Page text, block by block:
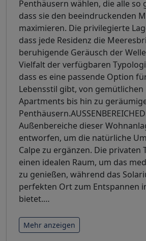
Penthäusern wählen, die alle so
dass sie den beeindruckenden
maximieren. Die privilegierte
dass jede Residenz die
beruhigende Geräusch der
Vielfalt der verfügbaren
dass es eine passende Option
Lebensstil gibt, von gemütlichen
Apartments bis hin zu
Außenbereiche dieser
entworfen, um die natürliche
Calpe zu ergänzen. Die privaten
einen idealen Raum, um das
zu genießen, während das
perfekten Ort zum Entspannen
bietet.…
Mehr anzeigen